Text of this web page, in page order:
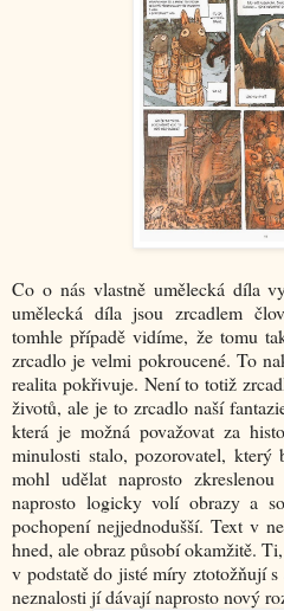
Co o nás vlastně umělecká díla
umělecká díla jsou zrcadlem
tomhle případě vidíme, že tomu
zrcadlo je velmi pokroucené. To
realita pokřivuje. Není to totiž
životů, ale je to zrcadlo naší
která je možná považovat za
minulosti stalo, pozorovatel,
mohl udělat naprosto
naprosto logicky volí obrazy a
pochopení nejjednodušší. Text v
hned, ale obraz působí okamžitě.
v podstatě do jisté míry ztotožňují
neznalosti jí dávají naprosto nový